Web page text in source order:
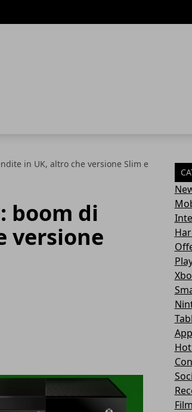
in UK, altro che versione Slim e
boom di
versione